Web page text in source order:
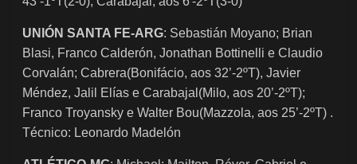
UNIÓN SANTA FE-ARG: Sebastián Moyano; Brian
Blasi, Franco Calderón, Jonathan Bottinelli e Claudio
Corvalán; Cabrera(Bonifácio, aos 32’-2ºT), Javier
Méndez, Jalil Elías e Carabajal(Milo, aos 20’-2ºT);
Franco Troyansky e Walter Bou(Mazzola, aos 25’-2ºT) .
Técnico: Leonardo Madelón